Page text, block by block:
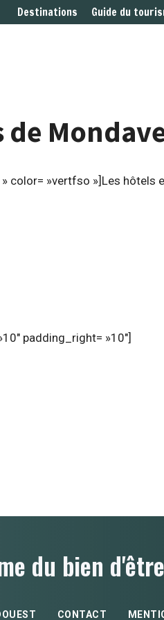
Destinations Guide du
de
»vertfso »]Les hôtels
padding_right= »10″]
du bien
CONTACT